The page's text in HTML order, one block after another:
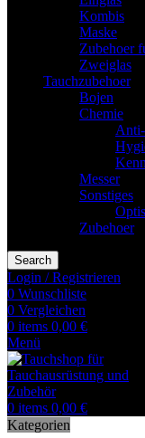
Kombis
Maske
Zubehoer
Zweiglas
Tauchzubehoer
Bojen
Chemie
Messer
Sonstiges
Zubehoer
Search
Login / Registrieren
0 Wunschliste
0 Vergleichen
0 items 0,00 €
Menü
0 items 0,00 €
Kategorien